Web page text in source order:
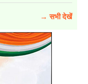
→ सभी देखें